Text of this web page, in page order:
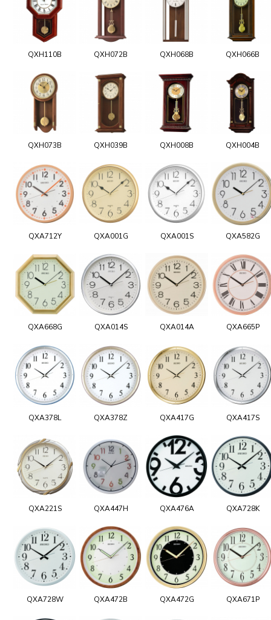
QXH110B QXH072B QXH068B QXH066B
QXH073B QXH039B QXH008B QXH004B
QXA712Y QXA001G QXA001S QXA582G
QXA668G QXA014S QXA014A QXA665P
QXA378L QXA378Z QXA417G QXA417S
QXA221S QXA447H QXA476A QXA728K
QXA728W QXA472B QXA472G QXA671P